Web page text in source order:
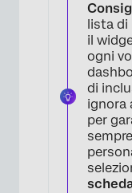
lista
il
ogni
di
ignora
per